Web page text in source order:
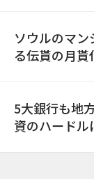
ソウルのマン
る伝貰の月
5大銀行も地
資のハードル